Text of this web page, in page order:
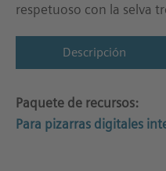
respetuoso con la selva
Descripción
Paquete de recursos:
Para pizarras digitales